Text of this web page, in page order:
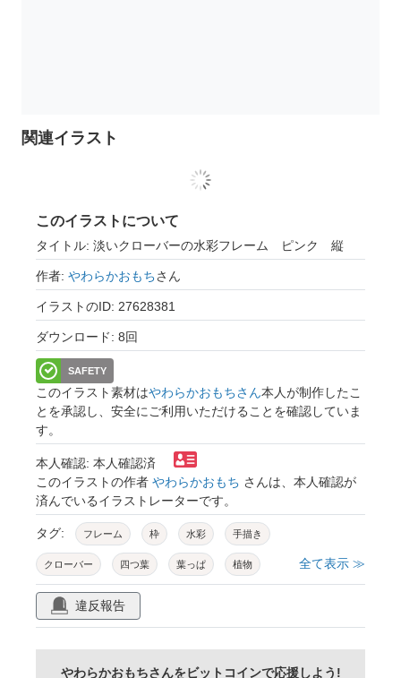
関連イラスト
このイラストについて
タイトル: 淡いクローバーの水彩フレーム ピンク 縦
作者: やわらかおもちさん
イラストのID: 27628381
ダウンロード: 8回
SAFETY
このイラスト素材はやわらかおもちさん本人が制作したこ
とを承認し、安全にご利用いただけることを確認していま
す。
本人確認: 本人確認済
このイラストの作者 やわらかおもち さんは、本人確認が
済んでいるイラストレーターです。
タグ: フレーム 枠 水彩 手描き
クローバー 四つ葉 葉っぱ 植物
自然 黄緑 緑
かわいい ほのぼの やさしい キラキラ
全て表示 ≫
違反報告
やわらかおもちさんをビットコインで応援しよう!